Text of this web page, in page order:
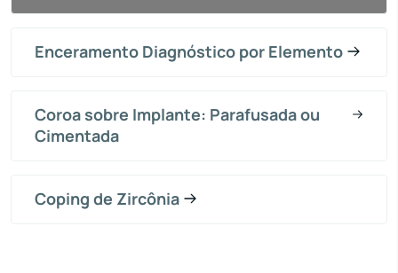
Enceramento Diagnóstico por Elemento
Coroa sobre Implante: Parafusada ou
Cimentada
Coping de Zircônia